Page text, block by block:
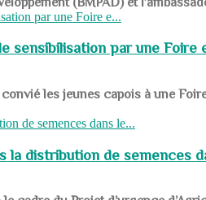
sensibilisation par une Foire
les jeunes capois à une
la distribution de semences